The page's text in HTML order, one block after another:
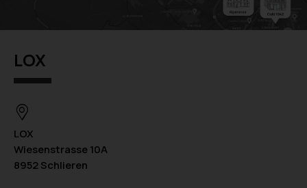
LOX
LOX
Wiesenstrasse 10A
8952 Schlieren